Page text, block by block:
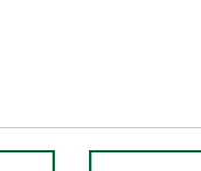
IV. Đi đàng thánh giá
V. Phụng vụ các Chúa